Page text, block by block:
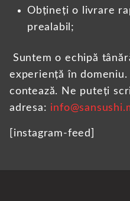
Obțineți o livrare
prealabil;
Suntem o echipă
experiență în
contează. Ne puteți
adresa:
[instagram-feed]